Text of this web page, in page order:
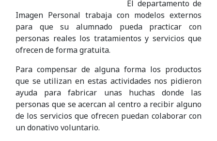
El departamento de
Imagen Personal trabaja con modelos externos
para que su alumnado pueda practicar con
personas reales los tratamientos y servicios que
ofrecen de forma gratuita.
Para compensar de alguna forma los productos
que se utilizan en estas actividades nos pidieron
ayuda para fabricar unas huchas donde las
personas que se acercan al centro a recibir alguno
de los servicios que ofrecen puedan colaborar con
un donativo voluntario.